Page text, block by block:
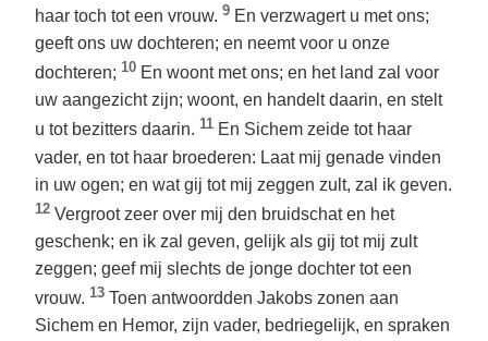
haar toch tot een vrouw. 9 En verzwagert u met ons;
geeft ons uw dochteren; en neemt voor u onze
dochteren; 10 En woont met ons; en het land zal voor
uw aangezicht zijn; woont, en handelt daarin, en stelt
u tot bezitters daarin. 11 En Sichem zeide tot haar
vader, en tot haar broederen: Laat mij genade vinden
in uw ogen; en wat gij tot mij zeggen zult, zal ik geven.
12 Vergroot zeer over mij den bruidschat en het
geschenk; en ik zal geven, gelijk als gij tot mij zult
zeggen; geef mij slechts de jonge dochter tot een
vrouw. 13 Toen antwoordden Jakobs zonen aan
Sichem en Hemor, zijn vader, bedriegelijk, en spraken